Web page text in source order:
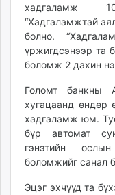
хадгаламж
“Хадгаламжтай
болно.
үржигдсэнээр та
боломж 2 дахин
Голомт банкны
хугацаанд өндөр
хадгаламж юм.
бүр автомат
гэнэтийн
боломжийг санал
Эцэг эхчүүд та